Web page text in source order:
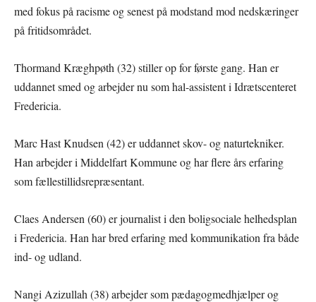
med fokus på racisme og senest på modstand mod nedskæringer
på fritidsområdet.
Thormand Kræghpøth (32) stiller op for første gang. Han er
uddannet smed og arbejder nu som hal-assistent i Idrætscenteret
Fredericia.
Marc Hast Knudsen (42) er uddannet skov- og naturtekniker.
Han arbejder i Middelfart Kommune og har flere års erfaring
som fællestillidsrepræsentant.
Claes Andersen (60) er journalist i den boligsociale helhedsplan
i Fredericia. Han har bred erfaring med kommunikation fra både
ind- og udland.
Nangi Azizullah (38) arbejder som pædagogmedhjælper og